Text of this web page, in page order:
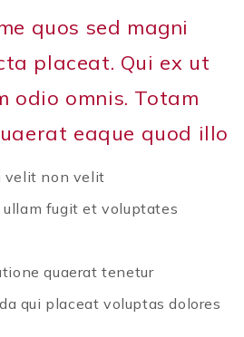
quos sed magni
placeat. Qui ex ut
odio omnis. Totam
eaque quod illo
velit non velit
fugit et voluptates
quaerat tenetur
qui placeat voluptas dolores